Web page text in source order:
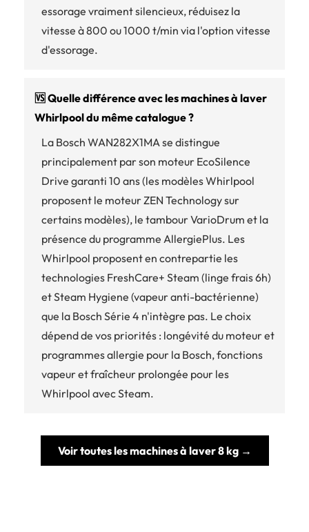
essorage vraiment silencieux, réduisez la
vitesse à 800 ou 1000 t/min via l'option vitesse
d'essorage.
🆚 Quelle différence avec les machines à laver
Whirlpool du même catalogue ?
La Bosch WAN282X1MA se distingue
principalement par son moteur EcoSilence
Drive garanti 10 ans (les modèles Whirlpool
proposent le moteur ZEN Technology sur
certains modèles), le tambour VarioDrum et la
présence du programme AllergiePlus. Les
Whirlpool proposent en contrepartie les
technologies FreshCare+ Steam (linge frais 6h)
et Steam Hygiene (vapeur anti-bactérienne)
que la Bosch Série 4 n'intègre pas. Le choix
dépend de vos priorités : longévité du moteur et
programmes allergie pour la Bosch, fonctions
vapeur et fraîcheur prolongée pour les
Whirlpool avec Steam.
Voir toutes les machines à laver 8 kg →